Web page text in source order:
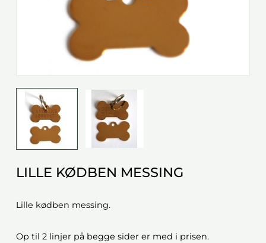
LILLE KØDBEN MESSING
Lille kødben messing.
Op til 2 linjer på begge sider er med i prisen.